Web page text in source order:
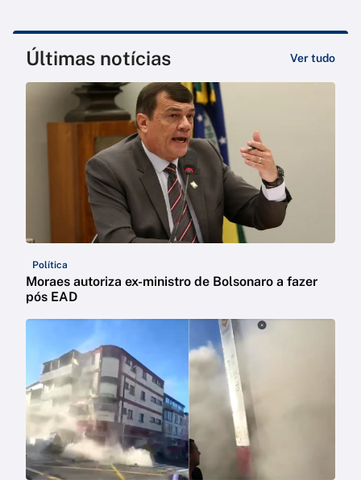
Últimas notícias Ver tudo
Política
Moraes autoriza ex-ministro de Bolsonaro a fazer
pós EAD